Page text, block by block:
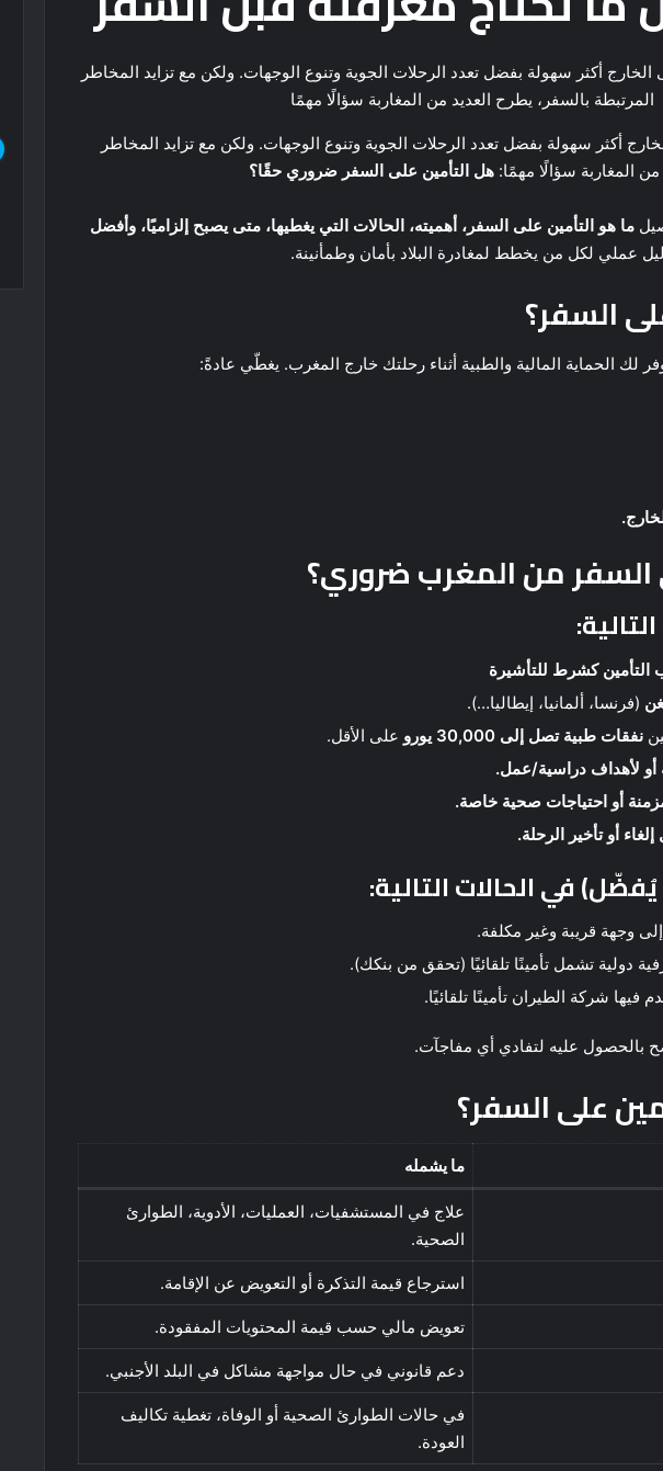
أكثر سهولة بفضل تعدد الرحلات الجوية وتنوع الوجهات. ولكن مع تزايد المخاطر
المغاربة سؤالًا مهمًا: هل التأمين على السفر ضروري حقًا؟
ما هو التأمين على السفر، أهميته، الحالات التي يغطيها، متى يصبح إلزاميًا، وأفضل
عملي لكل من يخطط لمغادرة البلاد بأمان وطمأنينة.
السفر؟
لك الحماية المالية والطبية أثناء رحلتك خارج المغرب. يغطّي عادةً:
السفر من المغرب ضروري؟
كشرط للتأشيرة
(فرنسا، ألمانيا، إيطاليا…).
نفقات طبية تصل إلى 30,000 يورو
على الأقل.
أو لأهداف دراسية/عمل.
أو احتياجات صحية خاصة.
أو تأخير الرحلة.
في الحالات التالية:
وجهة قريبة وغير مكلفة.
دولية تشمل تأمينًا تلقائيًا (تحقق من بنكك).
شركة الطيران تأمينًا تلقائيًا.
بالحصول عليه لتفادي أي مفاجآت.
على السفر؟
ما يشمله
علاج في المستشفيات، العمليات، الأدوية، الطوارئ
الصحية.
استرجاع قيمة التذكرة أو التعويض عن الإقامة.
تعويض مالي حسب قيمة المحتويات المفقودة.
دعم قانوني في حال مواجهة مشاكل في البلد الأجنبي.
في حالات الطوارئ الصحية أو الوفاة، تغطية تكاليف
العودة.